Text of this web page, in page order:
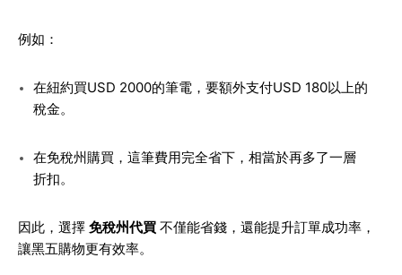
例如：
在紐約買USD 2000的筆電，要額外支付USD 180以上的
稅金。
在免稅州購買，這筆費用完全省下，相當於再多了一層
折扣。
因此，選擇 免稅州代買 不僅能省錢，還能提升訂單成功率，
讓黑五購物更有效率。